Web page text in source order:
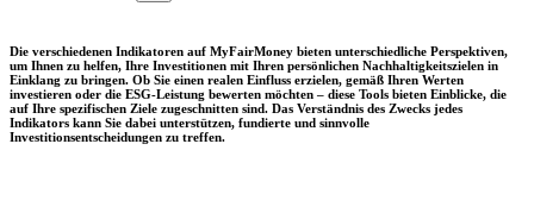
Die verschiedenen Indikatoren auf MyFairMoney bieten unterschiedliche Perspektiven,
um Ihnen zu helfen, Ihre Investitionen mit Ihren persönlichen Nachhaltigkeitszielen in
Einklang zu bringen. Ob Sie einen realen Einfluss erzielen, gemäß Ihren Werten
investieren oder die ESG-Leistung bewerten möchten – diese Tools bieten Einblicke, die
auf Ihre spezifischen Ziele zugeschnitten sind. Das Verständnis des Zwecks jedes
Indikators kann Sie dabei unterstützen, fundierte und sinnvolle
Investitionsentscheidungen zu treffen.